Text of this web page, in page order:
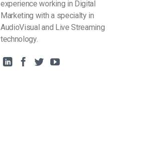
experience working in Digital
Marketing with a specialty in
AudioVisual and Live Streaming
technology.